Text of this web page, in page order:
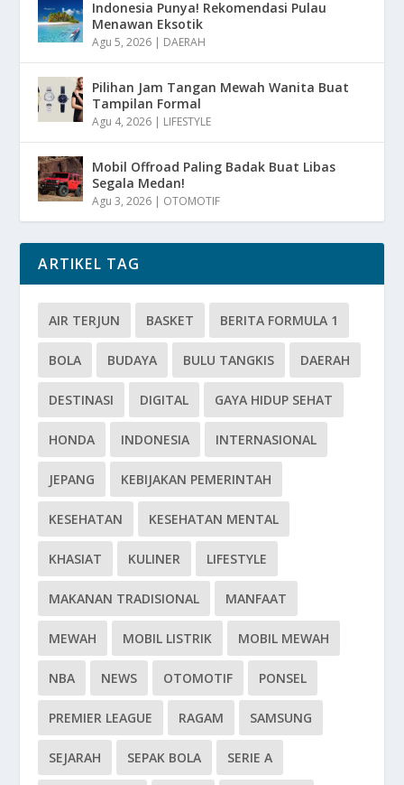
Indonesia Punya! Rekomendasi Pulau
Menawan Eksotik
Agu 5, 2026 | DAERAH
Pilihan Jam Tangan Mewah Wanita Buat
Tampilan Formal
Agu 4, 2026 | LIFESTYLE
Mobil Offroad Paling Badak Buat Libas
Segala Medan!
Agu 3, 2026 | OTOMOTIF
ARTIKEL TAG
AIR TERJUN BASKET BERITA FORMULA 1
BOLA BUDAYA BULU TANGKIS DAERAH
DESTINASI DIGITAL GAYA HIDUP SEHAT
HONDA INDONESIA INTERNASIONAL
JEPANG KEBIJAKAN PEMERINTAH
KESEHATAN KESEHATAN MENTAL
KHASIAT KULINER LIFESTYLE
MAKANAN TRADISIONAL MANFAAT
MEWAH MOBIL LISTRIK MOBIL MEWAH
NBA NEWS OTOMOTIF PONSEL
PREMIER LEAGUE RAGAM SAMSUNG
SEJARAH SEPAK BOLA SERIE A